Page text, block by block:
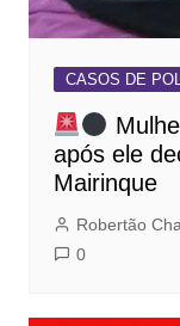
CASOS DE
após ele
Mairinque
Robertão
0